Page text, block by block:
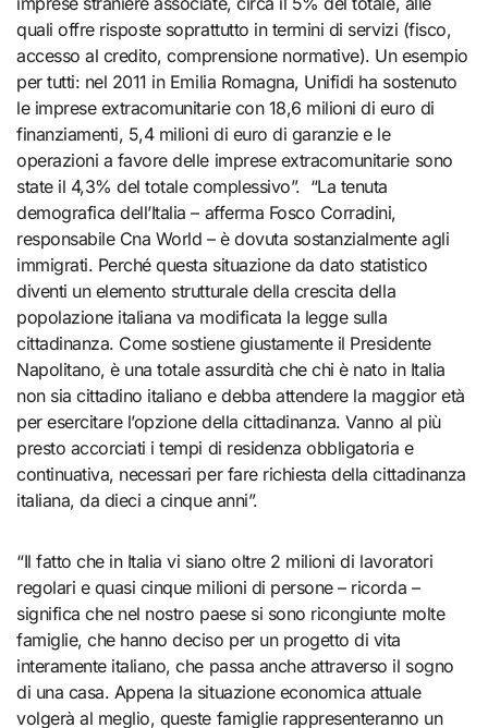
quali offre risposte soprattutto in termini di servizi (fisco,
accesso al credito, comprensione normative). Un esempio
per tutti: nel 2011 in Emilia Romagna, Unifidi ha sostenuto
le imprese extracomunitarie con 18,6 milioni di euro di
finanziamenti, 5,4 milioni di euro di garanzie e le
operazioni a favore delle imprese extracomunitarie sono
state il 4,3% del totale complessivo”. “La tenuta
demografica dell’Italia – afferma Fosco Corradini,
responsabile Cna World – è dovuta sostanzialmente agli
immigrati. Perché questa situazione da dato statistico
diventi un elemento strutturale della crescita della
popolazione italiana va modificata la legge sulla
cittadinanza. Come sostiene giustamente il Presidente
Napolitano, è una totale assurdità che chi è nato in Italia
non sia cittadino italiano e debba attendere la maggior età
per esercitare l’opzione della cittadinanza. Vanno al più
presto accorciati i tempi di residenza obbligatoria e
continuativa, necessari per fare richiesta della cittadinanza
italiana, da dieci a cinque anni”.
“Il fatto che in Italia vi siano oltre 2 milioni di lavoratori
regolari e quasi cinque milioni di persone – ricorda –
significa che nel nostro paese si sono ricongiunte molte
famiglie, che hanno deciso per un progetto di vita
interamente italiano, che passa anche attraverso il sogno
di una casa. Appena la situazione economica attuale
volgerà al meglio, queste famiglie rappresenteranno un